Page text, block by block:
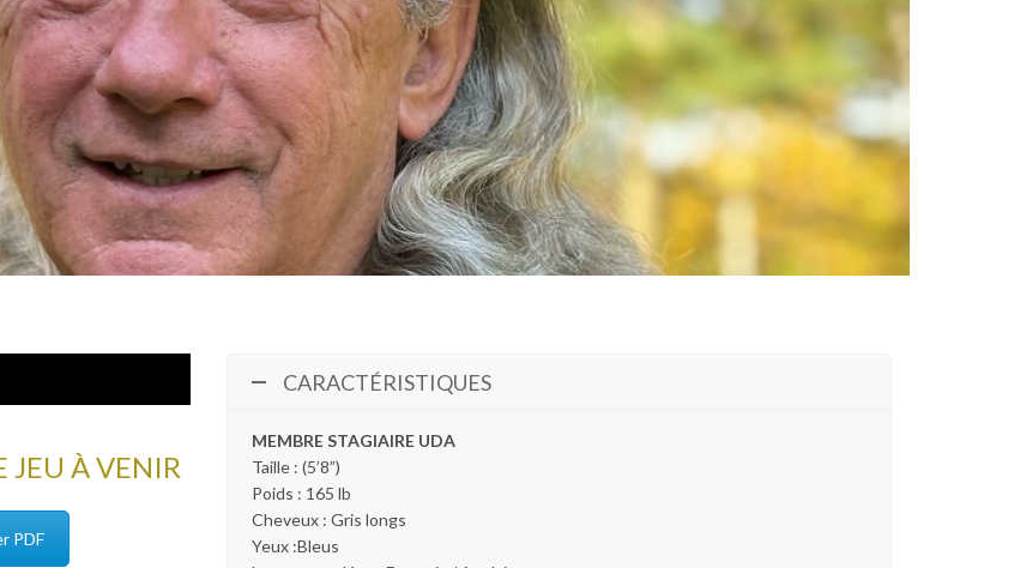
JEU À VENIR
PDF
CARACTÉRISTIQUES
MEMBRE STAGIAIRE UDA
Taille : (5’8”)
Poids : 165 lb
Cheveux : Gris longs
Yeux :Bleus